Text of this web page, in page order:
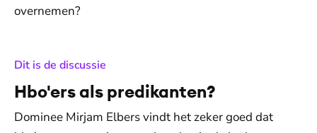
overnemen?
Dit is de discussie
Hbo'ers als predikanten?
Dominee Mirjam Elbers vindt het zeker goed dat